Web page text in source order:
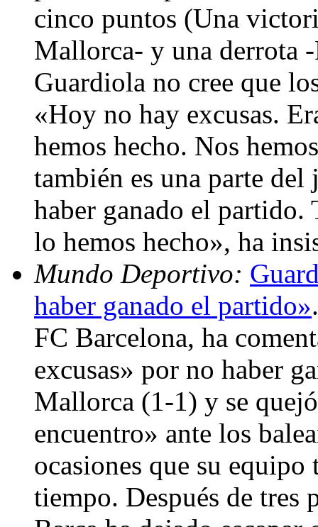
cinco puntos (Una
Mallorca- y una derrota
Guardiola no cree que
«Hoy no hay excusas.
hemos hecho. Nos
también es una parte
haber ganado el partido.
lo hemos hecho», ha
Mundo Deportivo:
haber ganado el partido»
FC Barcelona, ha
excusas» por no haber
Mallorca (1-1) y se
encuentro» ante los
ocasiones que su
tiempo. Después de tres